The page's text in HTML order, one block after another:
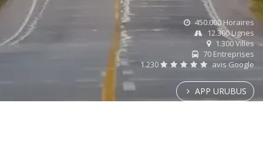
450.000 Horaires
12.300 Lignes
1.300 Villes
70 Entreprises
1.230
avis Google
APP URUBUS